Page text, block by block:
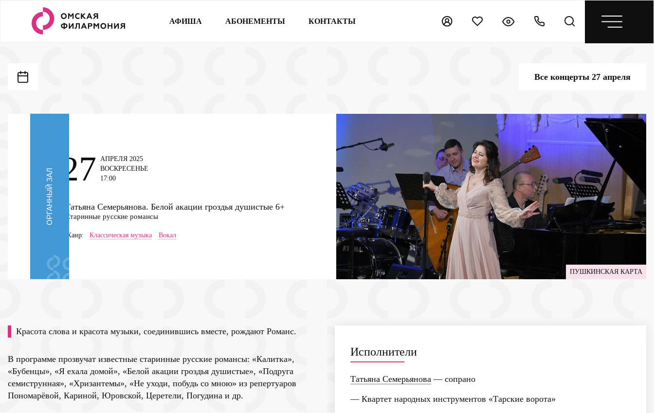
АФИША АБОНЕМЕНТЫ КОНТАКТЫ
Все концерты 27 апреля
ОРГАННЫЙ ЗАЛ
ПУШКИНСКАЯ КАРТА
Татьяна Семерьянова. Белой акации гроздья душистые 6+
Старинные русские романсы
Жанр: Классическая музыка Вокал
27
АПРЕЛЯ 2025
ВОСКРЕСЕНЬЕ
17:00
Красота слова и красота музыки, соединившись вместе, рождают Романс.
В программе прозвучат известные старинные русские романсы: «Калитка»,
«Бубенцы», «Я ехала домой», «Белой акации гроздья душистые», «Подруга
семиструнная», «Хризантемы», «Не уходи, побудь со мною» из репертуаров
Пономарёвой, Кариной, Юровской, Церетели, Погудина и др.
Исполнители
Татьяна Семерьянова — сопрано
— Квартет народных инструментов «Тарские ворота»